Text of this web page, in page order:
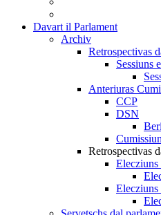
Davart il Parlament
Archiv
Retrospectivas
Sessiuns
Anteriuras
CCP
DSN
Retrospectivas
Elecziuns
Elecziuns